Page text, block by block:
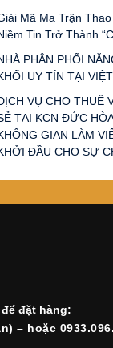
Mã Ma Trận
Tin Trở Thành
PHÂN PHỐI
UY TÍN TẠI
VỤ CHO THUÊ
TẠI KCN ĐỨC
GIAN LÀM
ĐẦU CHO SỰ
đặt hàng:
– hoặc